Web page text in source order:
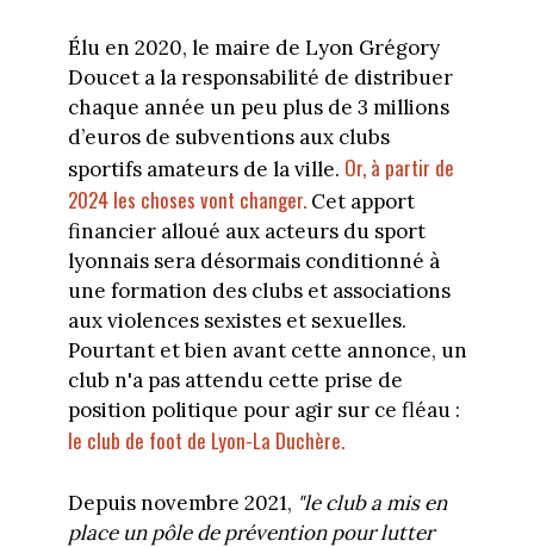
Élu en 2020, le maire de Lyon Grégory
Doucet a la responsabilité de distribuer
chaque année un peu plus de 3 millions
d’euros de subventions aux clubs
sportifs amateurs de la ville. Or, à partir de
2024 les choses vont changer.Cet apport
financier alloué aux acteurs du sport
lyonnais sera désormais conditionné à
une formation des clubs et associations
aux violences sexistes et sexuelles.
Pourtant et bien avant cette annonce, un
club n'a pas attendu cette prise de
position politique pour agir sur ce fléau :
le club de foot de Lyon-La Duchère.
Depuis novembre 2021, "le club a mis en
place un pôle de prévention pour lutter